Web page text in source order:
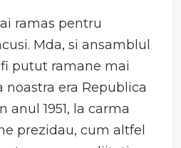
ramas pentru
Mda, si ansamblul
putut ramane mai
noastra era Republica
anul 1951, la carma
prezidau, cum altfel